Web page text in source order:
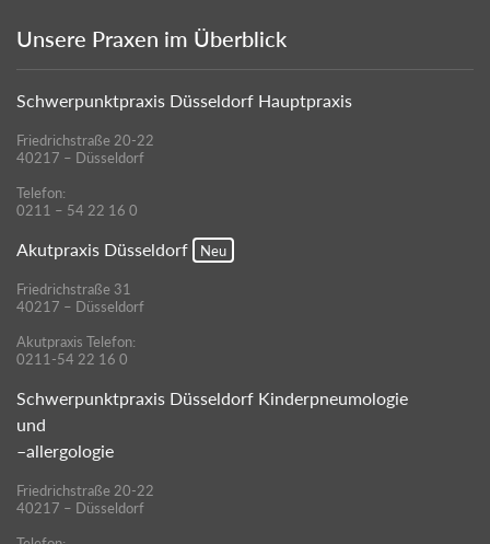
Unsere Praxen im Überblick
Schwerpunktpraxis Düsseldorf Hauptpraxis
Friedrichstraße 20-22
40217 – Düsseldorf
Telefon:
0211 – 54 22 16 0
Akutpraxis Düsseldorf
Neu
Friedrichstraße 31
40217 – Düsseldorf
Akutpraxis Telefon:
0211-54 22 16 0
Schwerpunktpraxis Düsseldorf Kinderpneumologie
und
–allergologie
Friedrichstraße 20-22
40217 – Düsseldorf